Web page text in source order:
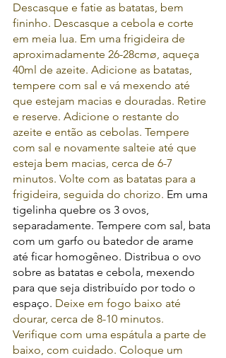
Descasque e fatie as batatas, bem
fininho. Descasque a cebola e corte
em meia lua. Em uma frigideira de
aproximadamente 26-28cmø, aqueça
40ml de azeite. Adicione as batatas,
tempere com sal e vá mexendo até
que estejam macias e douradas. Retire
e reserve. Adicione o restante do
azeite e então as cebolas. Tempere
com sal e novamente salteie até que
esteja bem macias, cerca de 6-7
minutos. Volte com as batatas para a
frigideira, seguida do chorizo. Em uma
tigelinha quebre os 3 ovos,
separadamente. Tempere com sal, bata
com um garfo ou batedor de arame
até ficar homogêneo. Distribua o ovo
sobre as batatas e cebola, mexendo
para que seja distribuído por todo o
espaço. Deixe em fogo baixo até
dourar, cerca de 8-10 minutos.
Verifique com uma espátula a parte de
baixo, com cuidado. Coloque um